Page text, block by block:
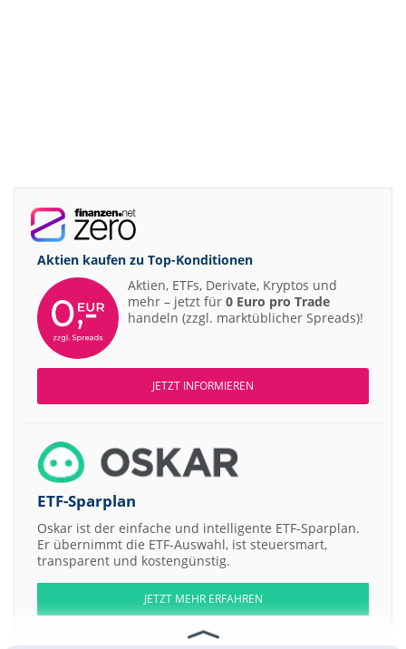
Aktien kaufen zu Top-Konditionen
Aktien, ETFs, Derivate, Kryptos und
mehr – jetzt für 0 Euro pro Trade
handeln (zzgl. marktüblicher Spreads)!
JETZT INFORMIEREN
ETF-Sparplan
Oskar ist der einfache und intelligente ETF-Sparplan.
Er übernimmt die ETF-Auswahl, ist steuersmart,
transparent und kostengünstig.
JETZT MEHR ERFAHREN